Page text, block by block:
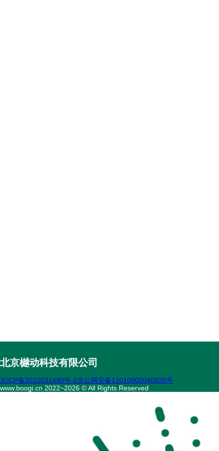
北京樾动科技有限公司
京ICP备2022031490号-2京公网安备11010802040920号
www.boogi.cn 2022~2026 © All Rights Reserved